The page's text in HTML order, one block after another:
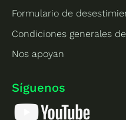
Formulario de
Condiciones generales
Nos apoyan
Síguenos